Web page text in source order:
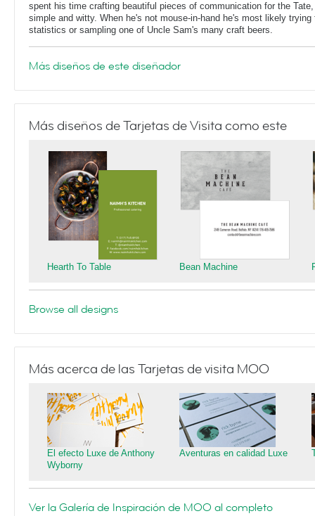
spent his time crafting beautiful pieces of communication for the
simple and witty. When he's not mouse-in-hand he's most likely trying
statistics or sampling one of Uncle Sam's many craft beers.
Más diseños de este diseñador
Más diseños de Tarjetas de Visita como este
Hearth To Table Bean Machine
Browse all designs
Más acerca de las Tarjetas de visita MOO
El efecto Luxe de Anthony
Wyborny
Aventuras en calidad Luxe
Ver la Galería de Inspiración de MOO al completo